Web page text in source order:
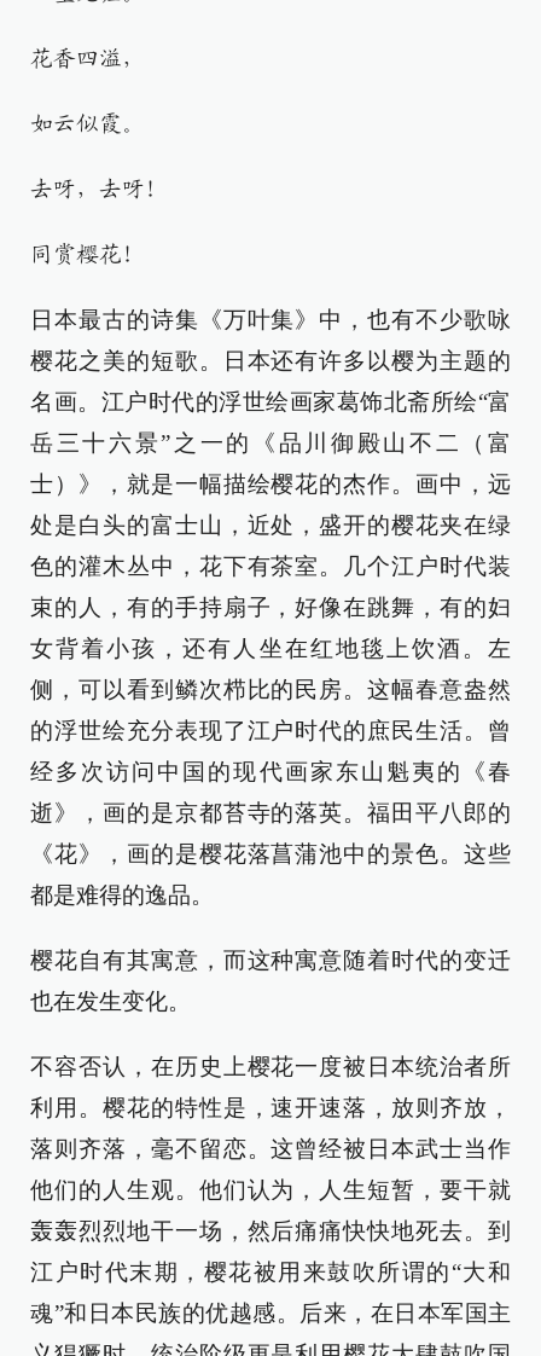
花香四溢，
如云似霞。
去呀，去呀！
同赏樱花！
日本最古的诗集《万叶集》中，也有不少歌咏
樱花之美的短歌。日本还有许多以樱为主题的
名画。江户时代的浮世绘画家葛饰北斋所绘“富
岳三十六景”之一的《品川御殿山不二（富
士）》，就是一幅描绘樱花的杰作。画中，远
处是白头的富士山，近处，盛开的樱花夹在绿
色的灌木丛中，花下有茶室。几个江户时代装
束的人，有的手持扇子，好像在跳舞，有的妇
女背着小孩，还有人坐在红地毯上饮酒。左
侧，可以看到鳞次栉比的民房。这幅春意盎然
的浮世绘充分表现了江户时代的庶民生活。曾
经多次访问中国的现代画家东山魁夷的《春
逝》，画的是京都苔寺的落英。福田平八郎的
《花》，画的是樱花落菖蒲池中的景色。这些
都是难得的逸品。
樱花自有其寓意，而这种寓意随着时代的变迁
也在发生变化。
不容否认，在历史上樱花一度被日本统治者所
利用。樱花的特性是，速开速落，放则齐放，
落则齐落，毫不留恋。这曾经被日本武士当作
他们的人生观。他们认为，人生短暂，要干就
轰轰烈烈地干一场，然后痛痛快快地死去。到
江户时代末期，樱花被用来鼓吹所谓的“大和
魂”和日本民族的优越感。后来，在日本军国主